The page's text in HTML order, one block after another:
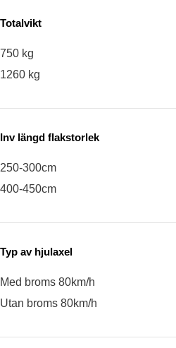
Totalvikt
750 kg
1260 kg
Inv längd flakstorlek
250-300cm
400-450cm
Typ av hjulaxel
Med broms 80km/h
Utan broms 80km/h